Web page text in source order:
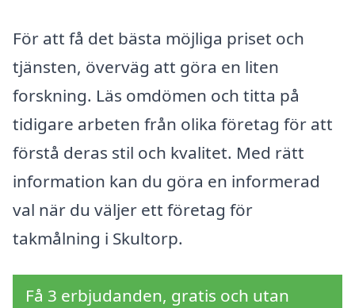
För att få det bästa möjliga priset och
tjänsten, överväg att göra en liten
forskning. Läs omdömen och titta på
tidigare arbeten från olika företag för att
förstå deras stil och kvalitet. Med rätt
information kan du göra en informerad
val när du väljer ett företag för
takmålning i Skultorp.
Få 3 erbjudanden, gratis och utan